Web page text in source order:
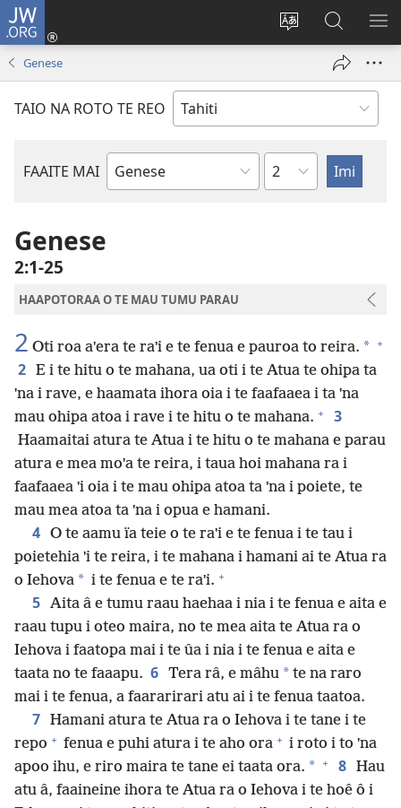
JW.ORG
Taui
reo
Nati
(opens
Maimiraa
nia
JW.ORG
Genese
TAIO NA ROTO TE REO
FAAITE MAI
Buka
Pene
Genese
2:1-25
HAAPOTORAA O TE MAU TUMU PARAU
2 Oti roa aˈera te raˈi e te fenua e pauroa to reira. * +
2 E i te hitu o te mahana, ua oti i te Atua te ohipa ta
ˈna i rave, e haamata ihora oia i te faafaaea i ta ˈna
mau ohipa atoa i rave i te hitu o te mahana. + 3
Haamaitai atura te Atua i te hitu o te mahana e parau
atura e mea moˈa te reira, i taua hoi mahana ra i
faafaaea ˈi oia i te mau ohipa atoa ta ˈna i poiete, te
mau mea atoa ta ˈna i opua e hamani.
4 O te aamu ïa teie o te raˈi e te fenua i te tau i
poietehia ˈi te reira, i te mahana i hamani ai te Atua ra
o Iehova * i te fenua e te raˈi. +
5 Aita â e tumu raau haehaa i nia i te fenua e aita e
raau tupu i oteo maira, no te mea aita te Atua ra o
Iehova i faatopa mai i te ûa i nia i te fenua e aita e
taata no te faaapu. 6 Tera râ, e mâhu * te na raro
mai i te fenua, a faararirari atu ai i te fenua taatoa.
7 Hamani atura te Atua ra o Iehova i te tane i te
repo + fenua e puhi atura i te aho ora + i roto i to ˈna
apoo ihu, e riro maira te tane ei taata ora. * + 8 Hau
atu â, faaineine ihora te Atua ra o Iehova i te hoê ô i